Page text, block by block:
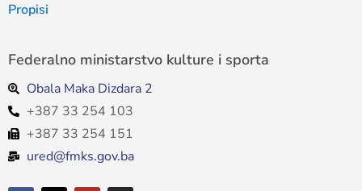
Propisi
Federalno ministarstvo kulture i sporta
Obala Maka Dizdara 2
+387 33 254 103
+387 33 254 151
ured@fmks.gov.ba